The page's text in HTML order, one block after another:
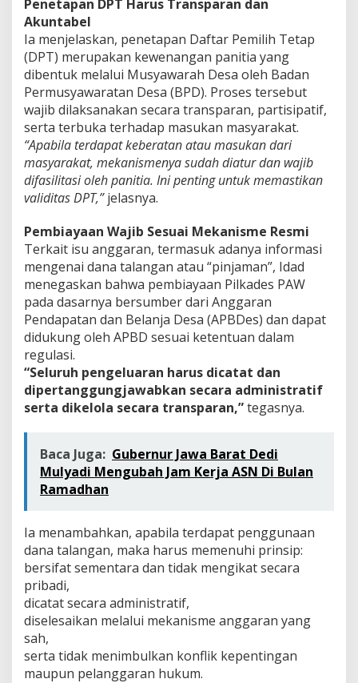
i
i
t
a
s
D
i
u
t
a
m
a
k
a
”
Penetapan DPT Harus Transparan dan
Akuntabel
Ia menjelaskan, penetapan Daftar Pemilih Tetap
(DPT) merupakan kewenangan panitia yang
dibentuk melalui Musyawarah Desa oleh Badan
Permusyawaratan Desa (BPD). Proses tersebut
wajib dilaksanakan secara transparan, partisipatif,
serta terbuka terhadap masukan masyarakat.
“Apabila terdapat keberatan atau masukan dari
masyarakat, mekanismenya sudah diatur dan wajib
difasilitasi oleh panitia. Ini penting untuk memastikan
validitas DPT,”jelasnya.
Pembiayaan Wajib Sesuai Mekanisme Resmi
Terkait isu anggaran, termasuk adanya informasi
mengenai dana talangan atau “pinjaman”, Idad
menegaskan bahwa pembiayaan Pilkades PAW
pada dasarnya bersumber dari Anggaran
Pendapatan dan Belanja Desa (APBDes) dan dapat
didukung oleh APBD sesuai ketentuan dalam
regulasi.
“Seluruh pengeluaran harus dicatat dan
dipertanggungjawabkan secara administratif
serta dikelola secara transparan,”tegasnya.
Baca Juga: Gubernur Jawa Barat Dedi
Mulyadi Mengubah Jam Kerja ASN Di Bulan
Ramadhan
Ia menambahkan, apabila terdapat penggunaan
dana talangan, maka harus memenuhi prinsip:
bersifat sementara dan tidak mengikat secara
pribadi,
dicatat secara administratif,
diselesaikan melalui mekanisme anggaran yang
sah,
serta tidak menimbulkan konflik kepentingan
maupun pelanggaran hukum.